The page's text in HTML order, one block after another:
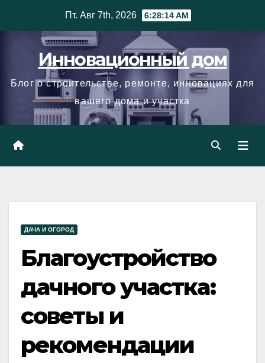
Пт. Авг 7th, 2026 6:28:15 AM
Инновационный дом
Блог о строительстве, ремонте, инновациях для
вашего дома и участка
ДАЧА И ОГОРОД
Благоустройство
дачного участка:
советы и
рекомендации